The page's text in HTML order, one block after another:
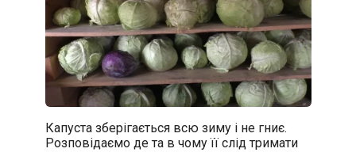
Капуста зберігається всю зиму і не гниє.
Розповідаємо де та в чому її слід тримати